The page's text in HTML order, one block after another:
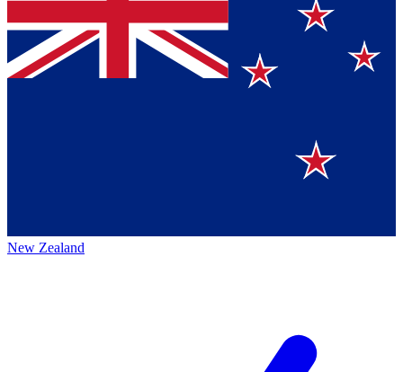
New Zealand